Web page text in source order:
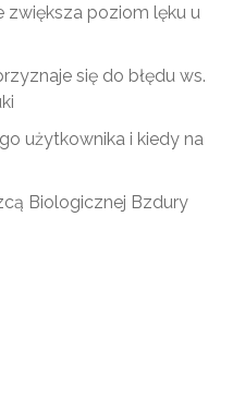
zwiększa poziom lęku u
się do błędu ws.
użytkownika i kiedy na
Biologicznej Bzdury